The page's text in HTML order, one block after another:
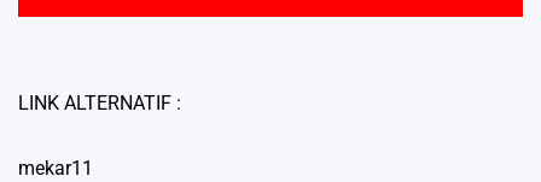
LINK ALTERNATIF :
mekar11